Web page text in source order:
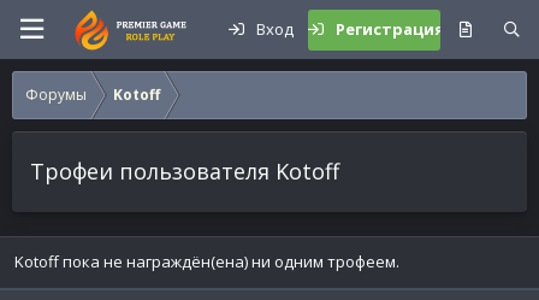
Вход Регистрация
Форумы Kotoff
Трофеи пользователя Kotoff
Kotoff пока не награждён(ена) ни одним трофеем.